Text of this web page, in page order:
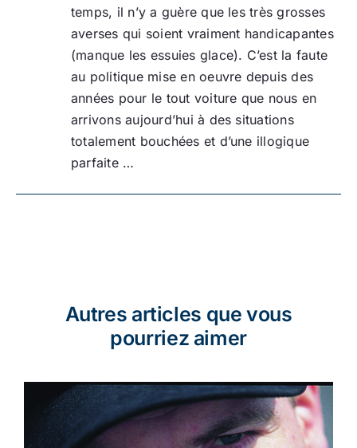
temps, il n’y a guère que les très grosses
averses qui soient vraiment handicapantes
(manque les essuies glace). C’est la faute
au politique mise en oeuvre depuis des
années pour le tout voiture que nous en
arrivons aujourd’hui à des situations
totalement bouchées et d’une illogique
parfaite …
Autres articles que vous
pourriez aimer